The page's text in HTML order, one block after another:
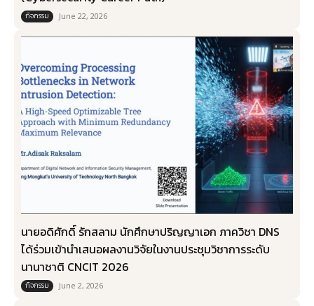
กิจกรรม June 22, 2026
นายอดิศักดิ์ รักสลาม นักศึกษาปริญญาเอก ภาควิชา DNS
ได้ร่วมเข้านำเสนอผลงานวิจัยในงานประชุมวิชาการระดับ
นานาชาติ CNCIT 2026
กิจกรรม June 2, 2026